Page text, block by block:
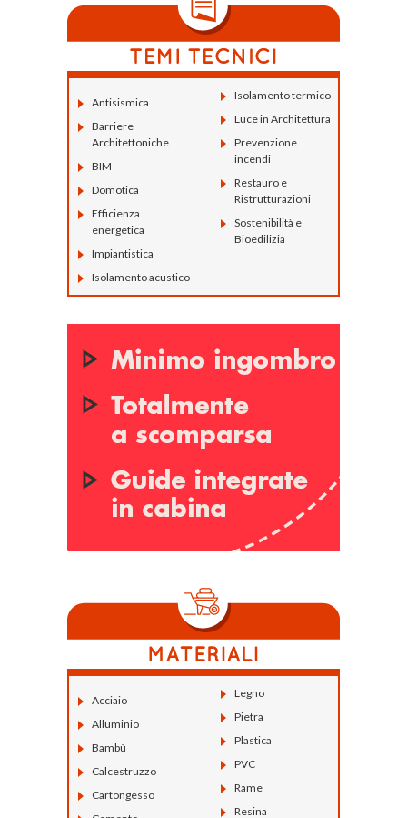
Antisismica
Barriere
Architettoniche
BIM
Domotica
Efficienza
energetica
Impiantistica
Isolamento acustico
Isolamento termico
Luce in Architettura
Prevenzione
incendi
Restauro e
Ristrutturazioni
Sostenibilità e
Bioedilizia
Acciaio
Alluminio
Bambù
Calcestruzzo
Cartongesso
Legno
Pietra
Plastica
PVC
Rame
Resina